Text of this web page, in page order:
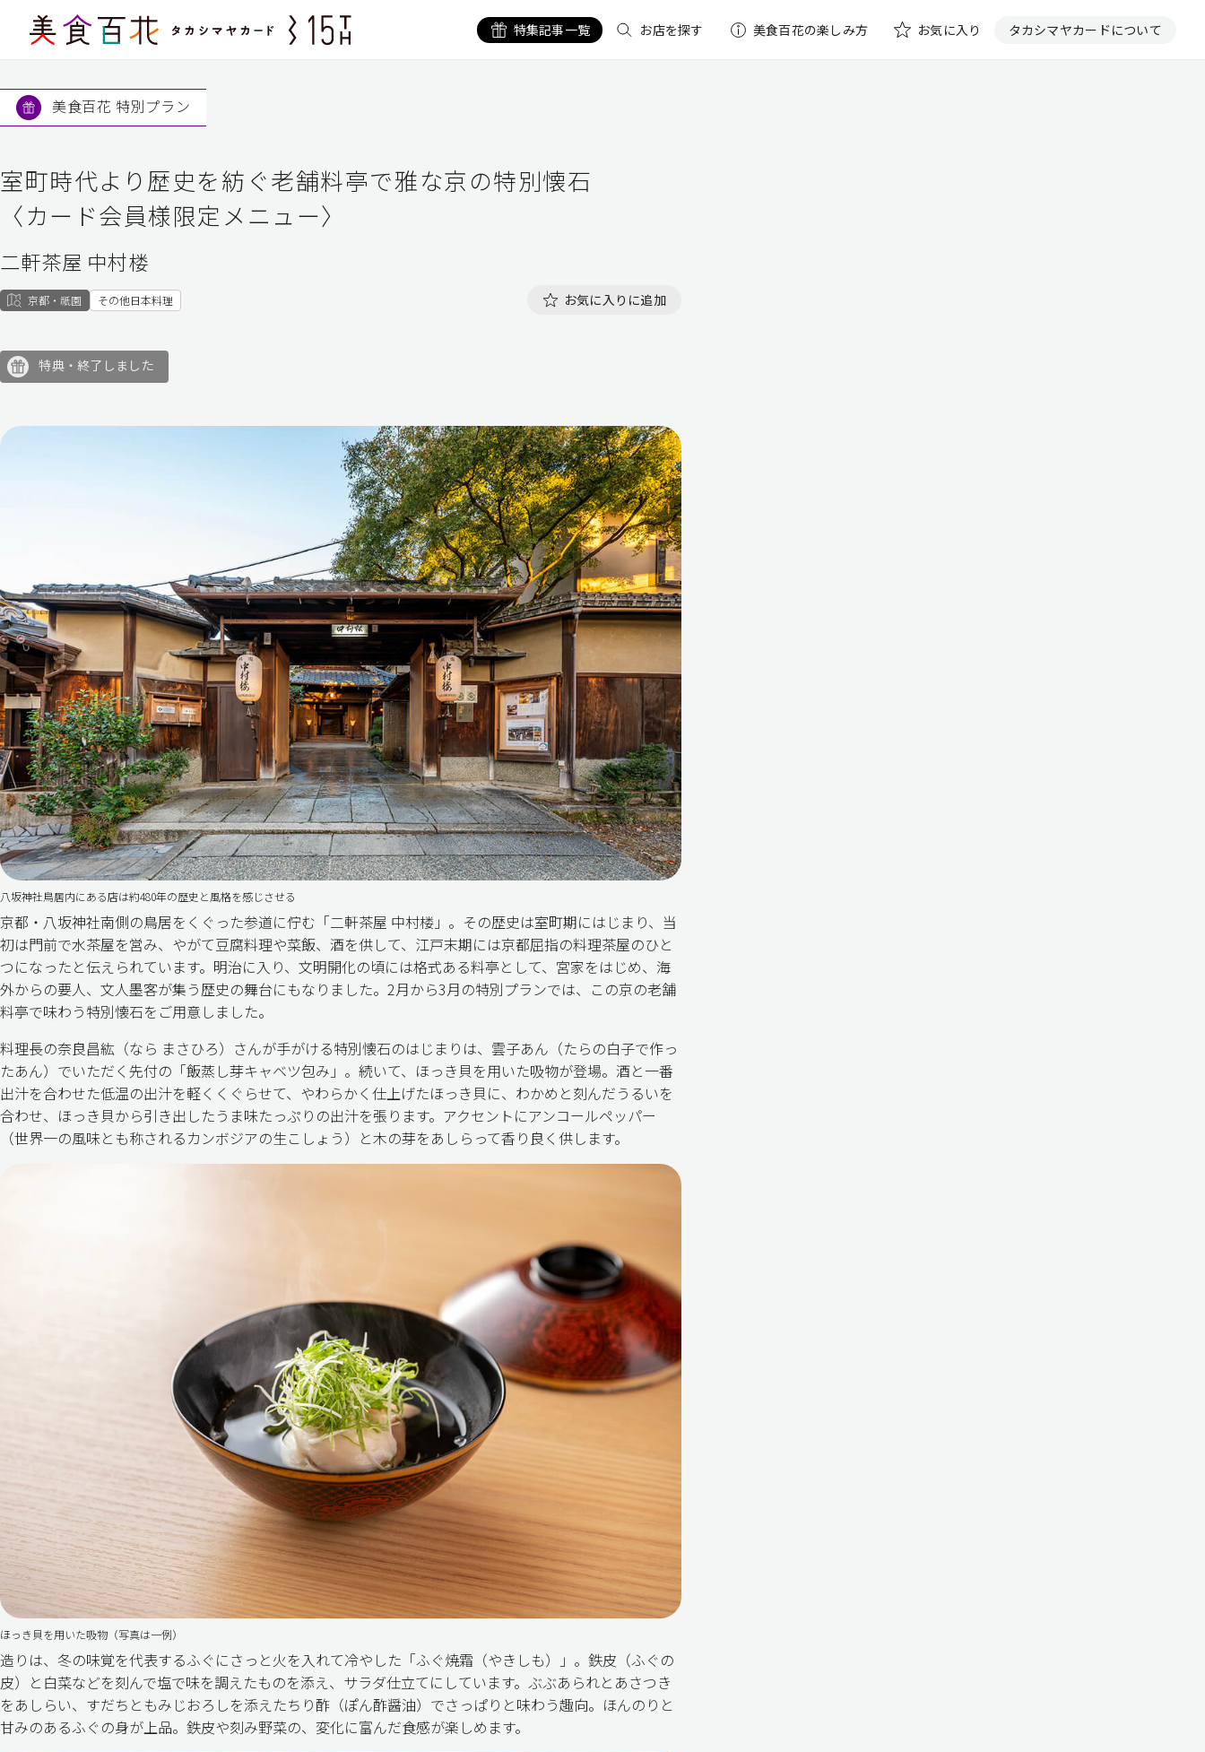
特集記事一覧 お店を探す 美食百花の楽しみ方 お気に入り タカシマヤカードについて
美食百花 特別プラン
室町時代より歴史を紡ぐ老舗料亭で雅な京の特別懐石
〈カード会員様限定メニュー〉
二軒茶屋 中村楼
京都・祇園 その他日本料理 お気に入りに追加
特典・終了しました
八坂神社鳥居内にある店は約480年の歴史と風格を感じさせる
京都・八坂神社南側の鳥居をくぐった参道に佇む「二軒茶屋 中村楼」。その歴史は室町期にはじまり、当
初は門前で水茶屋を営み、やがて豆腐料理や菜飯、酒を供して、江戸末期には京都屈指の料理茶屋のひと
つになったと伝えられています。明治に入り、文明開化の頃には格式ある料亭として、宮家をはじめ、海
外からの要人、文人墨客が集う歴史の舞台にもなりました。2月から3月の特別プランでは、この京の老舗
料亭で味わう特別懐石をご用意しました。
料理長の奈良昌紘（なら まさひろ）さんが手がける特別懐石のはじまりは、雲子あん（たらの白子で作っ
たあん）でいただく先付の「飯蒸し芽キャベツ包み」。続いて、ほっき貝を用いた吸物が登場。酒と一番
出汁を合わせた低温の出汁を軽くくぐらせて、やわらかく仕上げたほっき貝に、わかめと刻んだうるいを
合わせ、ほっき貝から引き出したうま味たっぷりの出汁を張ります。アクセントにアンコールペッパー
（世界一の風味とも称されるカンボジアの生こしょう）と木の芽をあしらって香り良く供します。
ほっき貝を用いた吸物（写真は一例）
造りは、冬の味覚を代表するふぐにさっと火を入れて冷やした「ふぐ焼霜（やきしも）」。鉄皮（ふぐの
皮）と白菜などを刻んで塩で味を調えたものを添え、サラダ仕立てにしています。ぶぶあられとあさつき
をあしらい、すだちともみじおろしを添えたちり酢（ぽん酢醤油）でさっぱりと味わう趣向。ほんのりと
甘みのあるふぐの身が上品。鉄皮や刻み野菜の、変化に富んだ食感が楽しめます。